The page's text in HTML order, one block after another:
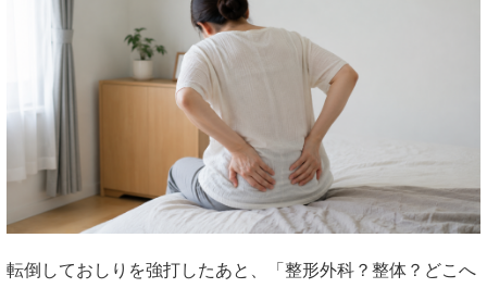
転倒しておしりを強打したあと、「整形外科？整体？どこへ